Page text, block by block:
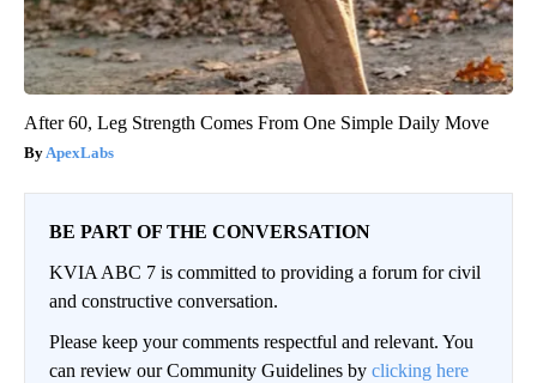
After 60, Leg Strength Comes From One Simple Daily Move
ApexLabs
BE PART OF THE CONVERSATION
KVIA ABC 7 is committed to providing a forum for civil
and constructive conversation.
Please keep your comments respectful and relevant. You
can review our Community Guidelines by clicking here